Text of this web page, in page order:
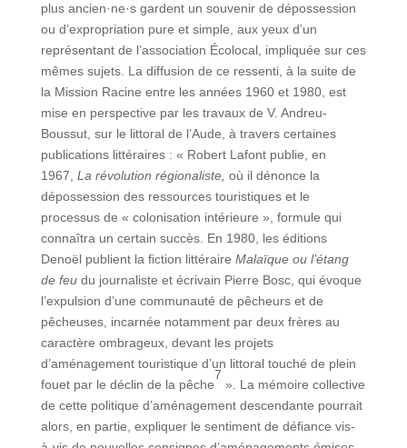
plus ancien·ne·s gardent un souvenir de dépossession
ou d’expropriation pure et simple, aux yeux d’un
représentant de l’association Écolocal, impliquée sur ces
mêmes sujets. La diffusion de ce ressenti, à la suite de
la Mission Racine entre les années 1960 et 1980, est
mise en perspective par les travaux de V. Andreu-
Boussut, sur le littoral de l’Aude, à travers certaines
publications littéraires : « Robert Lafont publie, en
1967, La révolution régionaliste, où il dénonce la
dépossession des ressources touristiques et le
processus de « colonisation intérieure », formule qui
connaîtra un certain succès. En 1980, les éditions
Denoël publient la fiction littéraire Malaïque ou l’étang
de feudu journaliste et écrivain Pierre Bosc, qui évoque
l’expulsion d’une communauté de pêcheurs et de
pêcheuses, incarnée notamment par deux frères au
caractère ombrageux, devant les projets
d’aménagement touristique d’un littoral touché de plein
fouet par le déclin de la pêche
7
». La mémoire collective
de cette politique d’aménagement descendante pourrait
alors, en partie, expliquer le sentiment de défiance vis-